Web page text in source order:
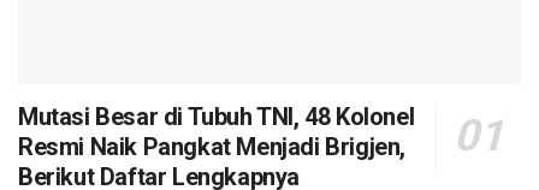
Mutasi Besar di Tubuh TNI, 48 Kolonel
Resmi Naik Pangkat Menjadi Brigjen,
Berikut Daftar Lengkapnya